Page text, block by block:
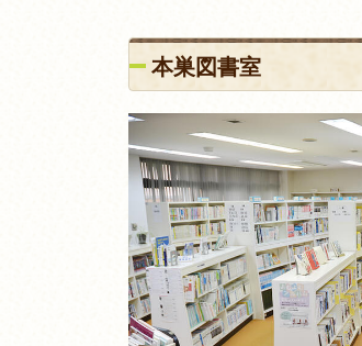
本巣図書室